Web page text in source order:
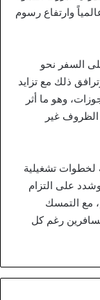
وارتفاع رسوم
السفر نحو
ذلك مع تزايد
وهو ما أثر
غير
لخطوات تشغيلية
وشدد على التزام
مع التمسك
رغم كل